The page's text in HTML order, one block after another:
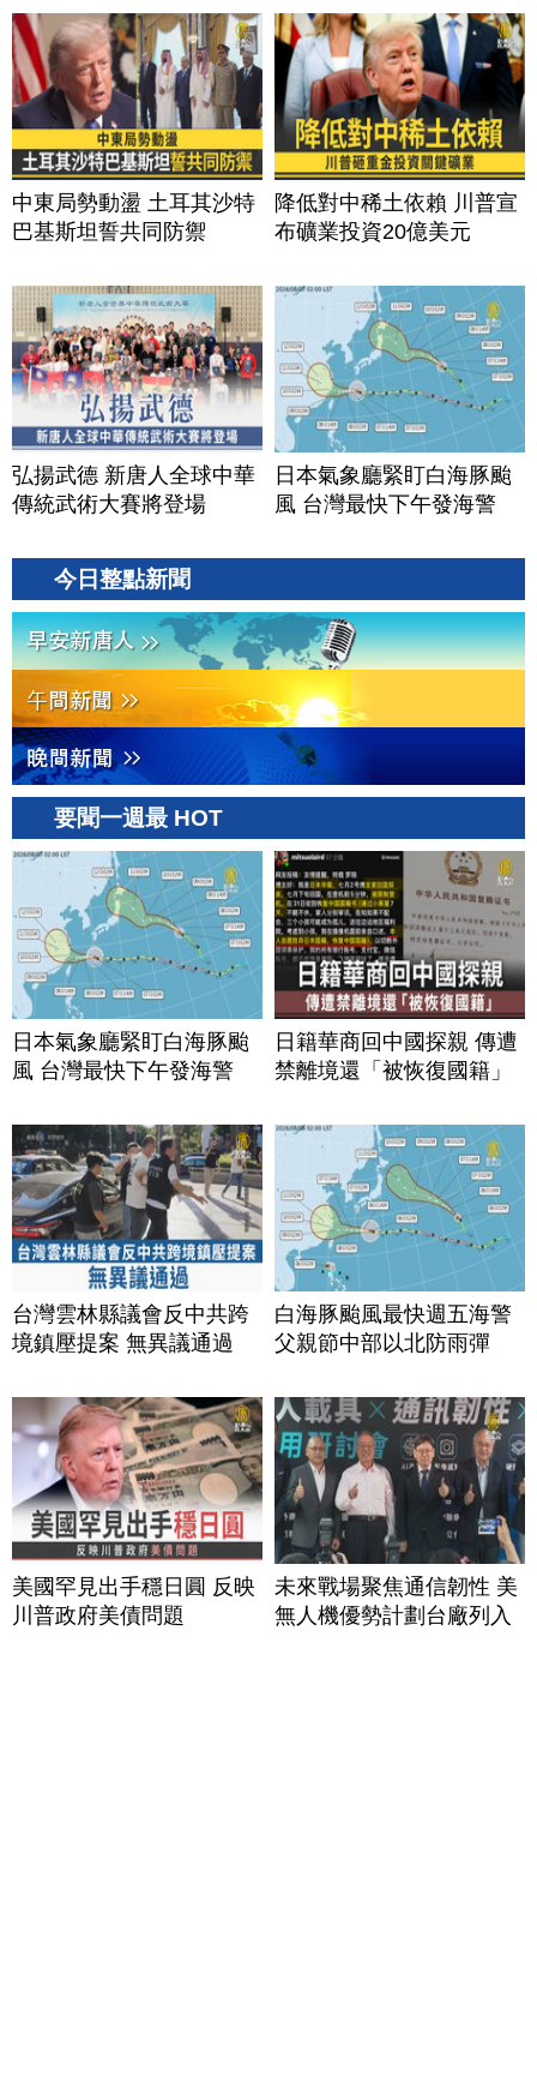
中東局勢動盪 土耳其沙特
巴基斯坦誓共同防禦
降低對中稀土依賴 川普宣
布礦業投資20億美元
弘揚武德 新唐人全球中華
傳統武術大賽將登場
日本氣象廳緊盯白海豚颱
風 台灣最快下午發海警
今日整點新聞
要聞一週最 HOT
日本氣象廳緊盯白海豚颱
風 台灣最快下午發海警
日籍華商回中國探親 傳遭
禁離境還「被恢復國籍」
台灣雲林縣議會反中共跨
境鎮壓提案 無異議通過
白海豚颱風最快週五海警
父親節中部以北防雨彈
美國罕見出手穩日圓 反映
川普政府美債問題
未來戰場聚焦通信韌性 美
無人機優勢計劃台廠列入